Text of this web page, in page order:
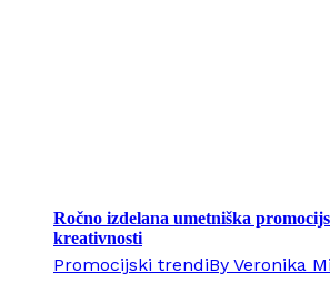
Ročno izdelana umetniška
kreativnosti
Promocijski trendiBy Veronika